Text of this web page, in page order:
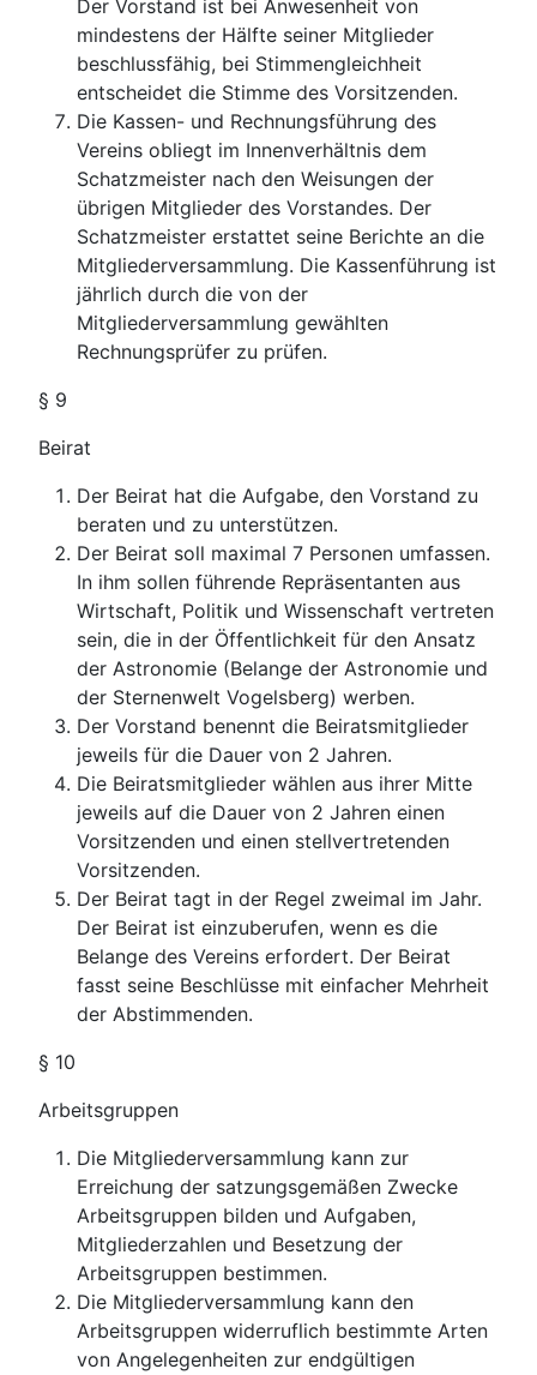
Der Vorstand ist bei Anwesenheit von
mindestens der Hälfte seiner Mitglieder
beschlussfähig, bei Stimmengleichheit
entscheidet die Stimme des Vorsitzenden.
Die Kassen- und Rechnungsführung des
Vereins obliegt im Innenverhältnis dem
Schatzmeister nach den Weisungen der
übrigen Mitglieder des Vorstandes. Der
Schatzmeister erstattet seine Berichte an die
Mitgliederversammlung. Die Kassenführung ist
jährlich durch die von der
Mitgliederversammlung gewählten
Rechnungsprüfer zu prüfen.
§ 9
Beirat
Der Beirat hat die Aufgabe, den Vorstand zu
beraten und zu unterstützen.
Der Beirat soll maximal 7 Personen umfassen.
In ihm sollen führende Repräsentanten aus
Wirtschaft, Politik und Wissenschaft vertreten
sein, die in der Öffentlichkeit für den Ansatz
der Astronomie (Belange der Astronomie und
der Sternenwelt Vogelsberg) werben.
Der Vorstand benennt die Beiratsmitglieder
jeweils für die Dauer von 2 Jahren.
Die Beiratsmitglieder wählen aus ihrer Mitte
jeweils auf die Dauer von 2 Jahren einen
Vorsitzenden und einen stellvertretenden
Vorsitzenden.
Der Beirat tagt in der Regel zweimal im Jahr.
Der Beirat ist einzuberufen, wenn es die
Belange des Vereins erfordert. Der Beirat
fasst seine Beschlüsse mit einfacher Mehrheit
der Abstimmenden.
§ 10
Arbeitsgruppen
Die Mitgliederversammlung kann zur
Erreichung der satzungsgemäßen Zwecke
Arbeitsgruppen bilden und Aufgaben,
Mitgliederzahlen und Besetzung der
Arbeitsgruppen bestimmen.
Die Mitgliederversammlung kann den
Arbeitsgruppen widerruflich bestimmte Arten
von Angelegenheiten zur endgültigen